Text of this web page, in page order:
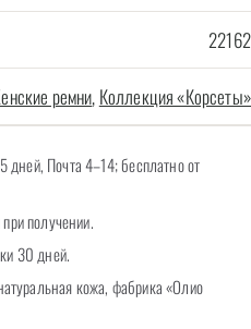
22162
ремни, Коллекция «Корсеты»
Почта 4–14; бесплатно от
получении.
30 дней.
кожа, фабрика «Олио